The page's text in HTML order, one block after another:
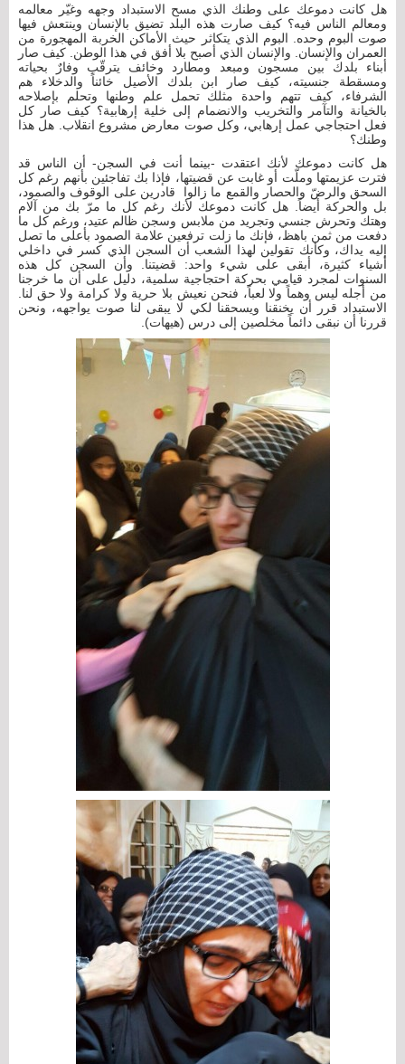
هل كانت دموعك على وطنك الذي مسح الاستبداد وجهه وغيّر معالمه
ومعالم الناس فيه؟ كيف صارت هذه البلد تضيق بالإنسان وينتعش فيها
صوت البوم وحده. البوم الذي يتكاثر حيث الأماكن الخربة المهجورة من
العمران والإنسان. والإنسان الذي أصبح بلا أفق في هذا الوطن. كيف صار
أبناء بلدك بين مسجون ومبعد ومطارد وخائف يترقّب وفارٌ بحياته
ومسقطة جنسيته، كيف صار ابن بلدك الأصيل خائناً والدخلاء هم
الشرفاء، كيف تتهم واحدة مثلك تحمل علم وطنها وتحلم بإصلاحه
بالخيانة والتآمر والتخريب والانضمام إلى خلية إرهابية؟ كيف صار كل
فعل احتجاجي عمل إرهابي، وكل صوت معارض مشروع انقلاب. هل هذا
وطنك؟
هل كانت دموعك لأنك اعتقدت -بينما أنت في السجن- أن الناس قد
فترت عزيمتها وملّت أو غابت عن قضيتها، فإذا بك تفاجئين بأنهم رغم كل
السحق والرضّ والحصار والقمع ما زالوا قادرين على الوقوف والصمود،
بل والحركة أيضاً. هل كانت دموعك لأنك رغم كل ما مرّ بك من آلام
وهتك وتحرش جنسي وتجريد من ملابس وسجن ظالم عتيد، ورغم كل ما
دفعت من ثمن باهظ، فإنك ما زلت ترفعين علامة الصمود بأعلى ما تصل
إليه يداك، وكأنك تقولين لهذا الشعب أن السجن الذي كسر في داخلي
أشياء كثيرة، أبقى على شيء واحد: قضيتنا. وأن السجن كل هذه
السنوات لمجرد قيامي بحركة احتجاجية سلمية، دليل على أن ما خرجنا
من أجله ليس وهماً ولا لعباً، فنحن نعيش بلا حرية ولا كرامة ولا حق لنا.
الاستبداد قرر أن يخنقنا ويسحقنا لكي لا يبقى لنا صوت يواجهه، ونحن
قررنا أن نبقى دائماً مخلصين إلى درس (هيهات).